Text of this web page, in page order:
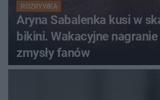
ROZRYWKA
Aryna Sabalenka kusi w
bikini. Wakacyjne
zmysły fanów